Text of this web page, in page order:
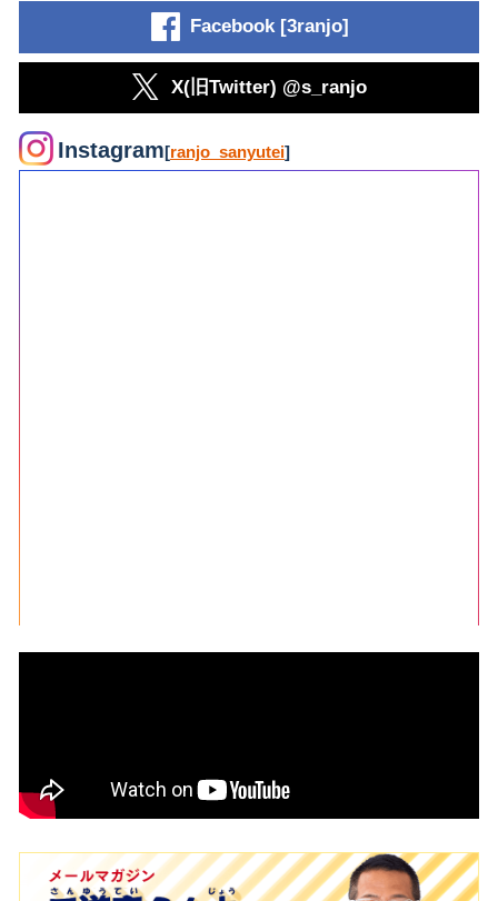
Facebook [3ranjo]
X(旧Twitter) @s_ranjo
Instagram[ranjo_sanyutei]